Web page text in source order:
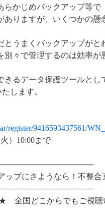
らかじめバックアップ等で
ありますが、いくつかの懸
とうまくバックアップがと
別々で管理するのは効率が
きるデータ保護ツールとし
します。
register/9416593437561/
）10:00まで
ップにさようなら！不整合
全国どこからでもご視聴